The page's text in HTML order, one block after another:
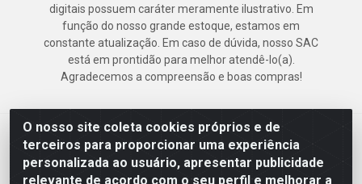
O nosso site coleta cookies próprios e de
terceiros para proporcionar uma experiência
personalizada ao usuário, apresentar publicidade
relevante de acordo com o seu perfil e melhorar a
digitais possuem caráter meramente ilustrativo. Em
função do nosso grande estoque, estamos em
constante atualização. Em caso de dúvida, nosso SAC
está em prontidão para melhor atendê-lo(a).
Agradecemos a compreensão e boas compras!
Deskontão Atacado - Av. Marechal Mascarenhas de Morais, 2471 -
Imbiribeira - Recife/PE - CEP 51.150-001 - CNPJ 24.150.377/0003-
57